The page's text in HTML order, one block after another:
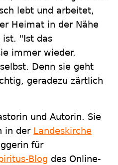
lebt und arbeitet,
Heimat in der Nähe
"Ist das
immer wieder.
Denn sie geht
geradezu zärtlich
und Autorin. Sie
in der Landeskirche
für
Blog des Online-